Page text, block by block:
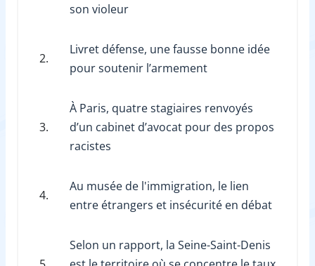
son violeur
2.
Livret défense, une fausse bonne idée
pour soutenir l’armement
3.
À Paris, quatre stagiaires renvoyés
d’un cabinet d’avocat pour des propos
racistes
4.
Au musée de l'immigration, le lien
entre étrangers et insécurité en débat
Selon un rapport, la Seine-Saint-Denis